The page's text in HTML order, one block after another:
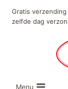
naar
Gratis
zelfde dag
Menu